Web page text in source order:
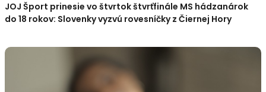
JOJ Šport prinesie vo štvrtok štvrťfinále MS hádzanárok
do 18 rokov: Slovenky vyzvú rovesníčky z Čiernej Hory